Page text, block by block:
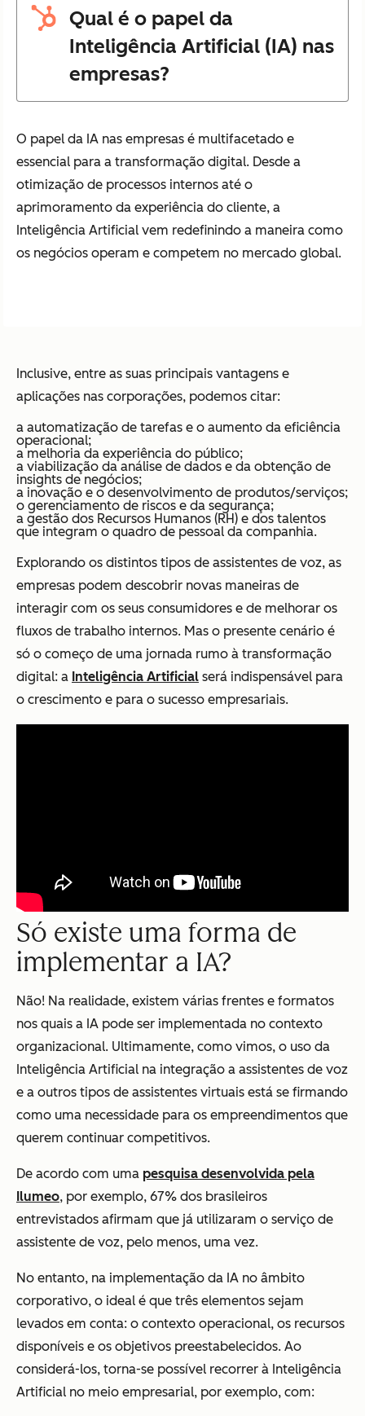
Qual é o papel da
Inteligência Artificial (IA) nas
empresas?
O papel da IA nas empresas é multifacetado e
essencial para a transformação digital. Desde a
otimização de processos internos até o
aprimoramento da experiência do cliente, a
Inteligência Artificial vem redefinindo a maneira como
os negócios operam e competem no mercado global.
Inclusive, entre as suas principais vantagens e
aplicações nas corporações, podemos citar:
a automatização de tarefas e o aumento da eficiência
operacional;
a melhoria da experiência do público;
a viabilização da análise de dados e da obtenção de
insights de negócios;
a inovação e o desenvolvimento de produtos/serviços;
o gerenciamento de riscos e da segurança;
a gestão dos Recursos Humanos (RH) e dos talentos
que integram o quadro de pessoal da companhia.
Explorando os distintos tipos de assistentes de voz, as
empresas podem descobrir novas maneiras de
interagir com os seus consumidores e de melhorar os
fluxos de trabalho internos. Mas o presente cenário é
só o começo de uma jornada rumo à transformação
digital: a Inteligência Artificial será indispensável para
o crescimento e para o sucesso empresariais.
Só existe uma forma de
implementar a IA?
Não! Na realidade, existem várias frentes e formatos
nos quais a IA pode ser implementada no contexto
organizacional. Ultimamente, como vimos, o uso da
Inteligência Artificial na integração a assistentes de voz
e a outros tipos de assistentes virtuais está se firmando
como uma necessidade para os empreendimentos que
querem continuar competitivos.
De acordo com uma pesquisa desenvolvida pela
Ilumeo, por exemplo, 67% dos brasileiros
entrevistados afirmam que já utilizaram o serviço de
assistente de voz, pelo menos, uma vez.
No entanto, na implementação da IA no âmbito
corporativo, o ideal é que três elementos sejam
levados em conta: o contexto operacional, os recursos
disponíveis e os objetivos preestabelecidos. Ao
considerá-los, torna-se possível recorrer à Inteligência
Artificial no meio empresarial, por exemplo, com: